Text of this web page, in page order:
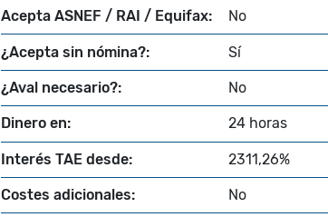
Acepta ASNEF / RAI / Equifax: No
¿Acepta sin nómina?: Sí
¿Aval necesario?: No
Dinero en: 24 horas
Interés TAE desde: 2311,26%
Costes adicionales: No